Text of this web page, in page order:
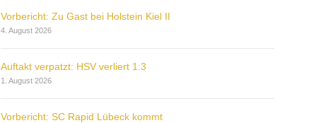
Vorbericht: Zu Gast bei Holstein Kiel II
4. August 2026
Auftakt verpatzt: HSV verliert 1:3
1. August 2026
Vorbericht: SC Rapid Lübeck kommt